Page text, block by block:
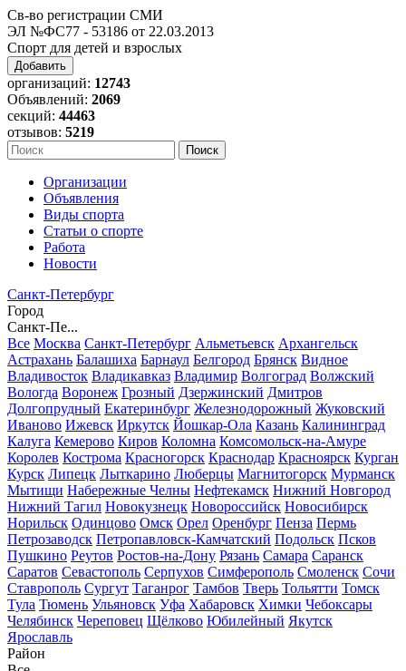
Св-во регистрации СМИ
ЭЛ №ФС77 - 53186 от 22.03.2013
Спорт для детей и взрослых
Добавить
организаций: 12743
Объявлений: 2069
секций: 44463
отзывов: 5219
Организации
Объявления
Виды спорта
Статьи о спорте
Работа
Новости
Санкт-Петербург
Город
Санкт-Пе...
Все Москва Санкт-Петербург Альметьевск Архангельск
Астрахань Балашиха Барнаул Белгород Брянск Видное
Владивосток Владикавказ Владимир Волгоград Волжский
Вологда Воронеж Грозный Дзержинский Дмитров
Долгопрудный Екатеринбург Железнодорожный Жуковский
Иваново Ижевск Иркутск Йошкар-Ола Казань Калининград
Калуга Кемерово Киров Коломна Комсомольск-на-Амуре
Королев Кострома Красногорск Краснодар Красноярск Курган
Курск Липецк Лыткарино Люберцы Магнитогорск Мурманск
Мытищи Набережные Челны Нефтекамск Нижний Новгород
Нижний Тагил Новокузнецк Новороссийск Новосибирск
Норильск Одинцово Омск Орел Оренбург Пенза Пермь
Петрозаводск Петропавловск-Камчатский Подольск Псков
Пушкино Реутов Ростов-на-Дону Рязань Самара Саранск
Саратов Севастополь Серпухов Симферополь Смоленск Сочи
Ставрополь Сургут Таганрог Тамбов Тверь Тольятти Томск
Тула Тюмень Ульяновск Уфа Хабаровск Химки Чебоксары
Челябинск Череповец Щёлково Юбилейный Якутск
Ярославль
Район